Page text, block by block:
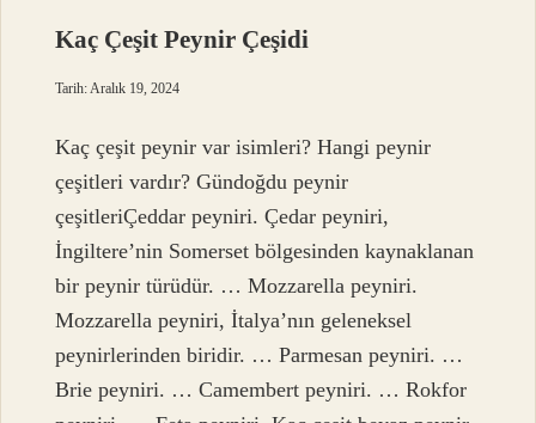
Kaç Çeşit Peynir Çeşidi
Tarih: Aralık 19, 2024
Kaç çeşit peynir var isimleri? Hangi peynir
çeşitleri vardır? Gündoğdu peynir
çeşitleriÇeddar peyniri. Çedar peyniri,
İngiltere’nin Somerset bölgesinden kaynaklanan
bir peynir türüdür. … Mozzarella peyniri.
Mozzarella peyniri, İtalya’nın geleneksel
peynirlerinden biridir. … Parmesan peyniri. …
Brie peyniri. … Camembert peyniri. … Rokfor